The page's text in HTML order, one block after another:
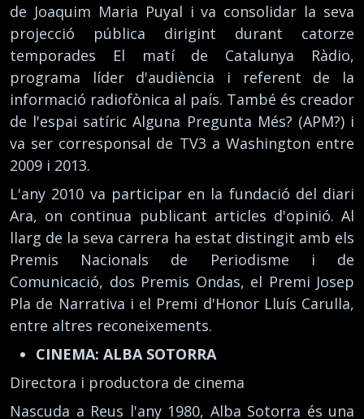
de Joaquim Maria Puyal i va consolidar la seva
projecció pública dirigint durant catorze
temporades El matí de Catalunya Ràdio,
programa líder d'audiència i referent de la
informació radiofònica al país. També és creador
de l'espai satíric Alguna Pregunta Més? (APM?) i
va ser corresponsal de TV3 a Washington entre
2009 i 2013.
L'any 2010 va participar en la fundació del diari
Ara, on continua publicant articles d'opinió. Al
llarg de la seva carrera ha estat distingit amb els
Premis Nacionals de Periodisme i de
Comunicació, dos Premis Ondas, el Premi Josep
Pla de Narrativa i el Premi d'Honor Lluís Carulla,
entre altres reconeixements.
CINEMA: ALBA SOTORRA
Directora i productora de cinema
Nascuda a Reus l'any 1980, Alba Sotorra és una